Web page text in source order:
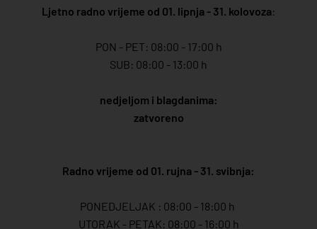
Ljetno radno vrijeme od 01. lipnja - 31. kolovoza:
PON - PET: 08:00 - 17:00 h
SUB: 08:00 - 13:00 h
nedjeljom i blagdanima:
zatvoreno
Radno vrijeme od 01. rujna - 31. svibnja:
PONEDJELJAK : 08:00 - 18:00 h
UTORAK - PETAK: 08:00 - 16:00 h